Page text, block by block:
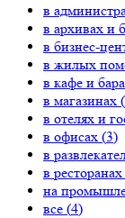
в
в архивах и
в бизнес-
в жилых
в кафе и
в магазинах (
в отелях и
в офисах (3)
в
в
на
все (4)